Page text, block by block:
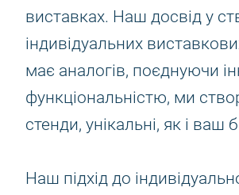
виставках. Наш досвід у
індивідуальних
має аналогів, поєднуючи
функціональністю, ми
стенди, унікальні, як і ваш
Наш підхід до